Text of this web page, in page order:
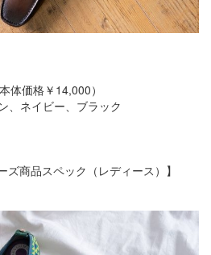
体価格￥14,000）
、ネイビー、ブラック
ズ商品スペック（レディース）】